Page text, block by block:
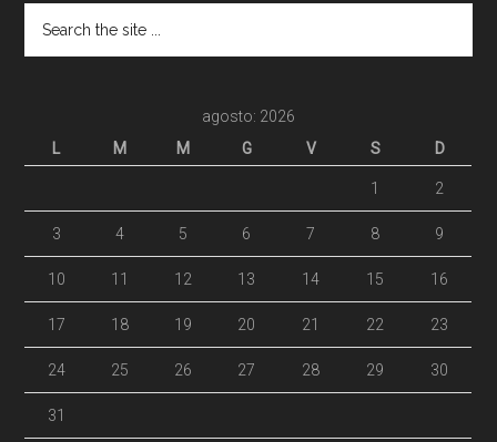
agosto: 2026
L
M M G V S D
1 2
3 4 5 6 7 8 9
10 11 12 13 14 15 16
17 18 19 20 21 22 23
24 25 26 27 28 29 30
31